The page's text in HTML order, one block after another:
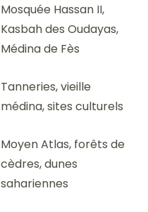
Mosquée Hassan II,
Kasbah des Oudayas,
Médina de Fès
Tanneries, vieille
médina, sites culturels
Moyen Atlas, forêts de
cèdres, dunes
sahariennes